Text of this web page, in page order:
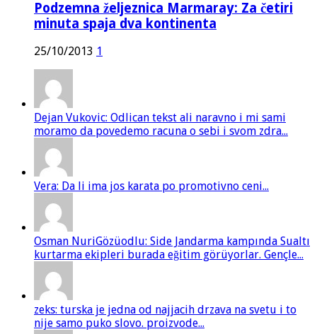
Podzemna željeznica Marmaray: Za četiri
minuta spaja dva kontinenta
25/10/2013 1
Dejan Vukovic: Odlican tekst ali naravno i mi sami
moramo da povedemo racuna o sebi i svom zdra...
Vera: Da li ima jos karata po promotivno ceni...
Osman NuriGözüodlu: Side Jandarma kampında Sualtı
kurtarma ekipleri burada eğitim görüyorlar. Gençle...
zeks: turska je jedna od najjacih drzava na svetu i to
nije samo puko slovo. proizvode...